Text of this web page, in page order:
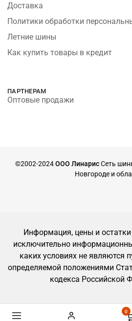
Доставка
Политики обработки
Летние шины
Как купить товары в кредит
ПАРТНЕРАМ
Оптовые продажи
©2002-2024ООО ЛинарисСеть
Новгороде и
Информация, цены и
исключительно
каких условиях не являются
определяемой положениями
кодекса Российской
0